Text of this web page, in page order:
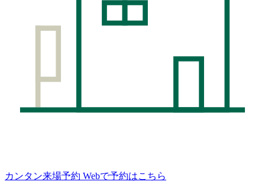
カンタン来場予約 Webで予約はこちら